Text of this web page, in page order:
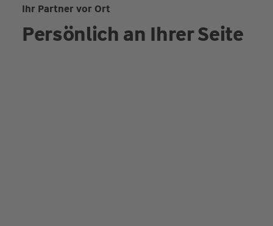
Ihr Partner vor Ort
Persönlich an Ihrer Seite